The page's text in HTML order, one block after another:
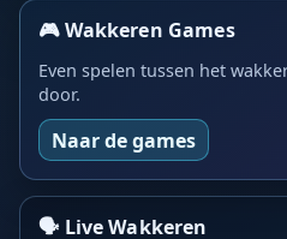
🎮 Wakkeren Games
Even spelen tussen het
door.
Naar de games
🗣️ Live Wakkeren